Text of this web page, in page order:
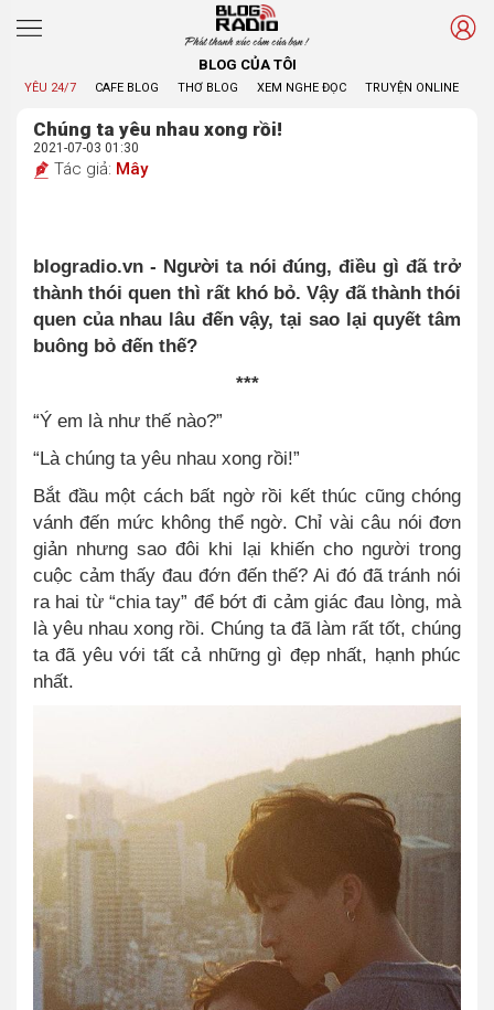
Phát thanh xúc cảm của bạn !
BLOG CỦA TÔI
YÊU 24/7 CAFE BLOG THƠ BLOG XEM NGHE ĐỌC TRUYỆN ONLINE
Chúng ta yêu nhau xong rồi!
2021-07-03 01:30
Tác giả: Mây
blogradio.vn - Người ta nói đúng, điều gì đã trở
thành thói quen thì rất khó bỏ. Vậy đã thành thói
quen của nhau lâu đến vậy, tại sao lại quyết tâm
buông bỏ đến thế?
***
“Ý em là như thế nào?”
“Là chúng ta yêu nhau xong rồi!”
Bắt đầu một cách bất ngờ rồi kết thúc cũng chóng
vánh đến mức không thể ngờ. Chỉ vài câu nói đơn
giản nhưng sao đôi khi lại khiến cho người trong
cuộc cảm thấy đau đớn đến thế? Ai đó đã tránh nói
ra hai từ “chia tay” để bớt đi cảm giác đau lòng, mà
là yêu nhau xong rồi. Chúng ta đã làm rất tốt, chúng
ta đã yêu với tất cả những gì đẹp nhất, hạnh phúc
nhất.